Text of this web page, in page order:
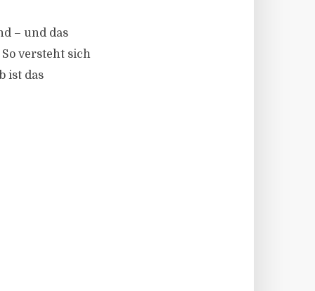
– und das
versteht sich
ist das